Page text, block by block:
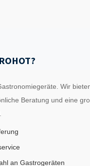
Wir
Beratung und eine
an Gastrogeräten